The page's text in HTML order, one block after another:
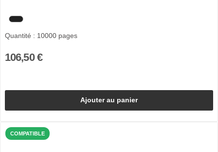
Quantité : 10000 pages
106,50 €
Ajouter au panier
COMPATIBLE